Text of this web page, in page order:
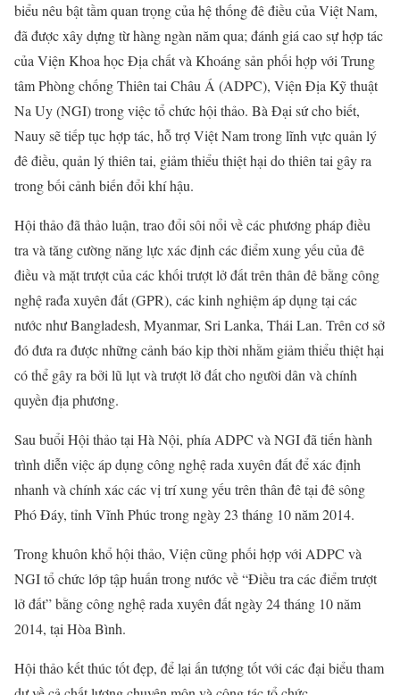
biểu nêu bật tầm quan trọng của hệ thống đê điều của Việt Nam,
đã được xây dựng từ hàng ngàn năm qua; đánh giá cao sự hợp tác
của Viện Khoa học Địa chất và Khoáng sản phối hợp với Trung
tâm Phòng chống Thiên tai Châu Á (ADPC), Viện Địa Kỹ thuật
Na Uy (NGI) trong việc tổ chức hội thảo. Bà Đại sứ cho biết,
Nauy sẽ tiếp tục hợp tác, hỗ trợ Việt Nam trong lĩnh vực quản lý
đê điều, quản lý thiên tai, giảm thiểu thiệt hại do thiên tai gây ra
trong bối cảnh biến đổi khí hậu.
Hội thảo đã thảo luận, trao đổi sôi nổi về các phương pháp điều
tra và tăng cường năng lực xác định các điểm xung yếu của đê
điều và mặt trượt của các khối trượt lở đất trên thân đê bằng công
nghệ rađa xuyên đất (GPR), các kinh nghiệm áp dụng tại các
nước như Bangladesh, Myanmar, Sri Lanka, Thái Lan. Trên cơ sở
đó đưa ra được những cảnh báo kịp thời nhằm giảm thiểu thiệt hại
có thể gây ra bởi lũ lụt và trượt lở đất cho người dân và chính
quyền địa phương.
Sau buổi Hội thảo tại Hà Nội, phía ADPC và NGI đã tiến hành
trình diễn việc áp dụng công nghệ rada xuyên đất để xác định
nhanh và chính xác các vị trí xung yếu trên thân đê tại đê sông
Phó Đáy, tỉnh Vĩnh Phúc trong ngày 23 tháng 10 năm 2014.
Trong khuôn khổ hội thảo, Viện cũng phối hợp với ADPC và
NGI tổ chức lớp tập huấn trong nước về “Điều tra các điểm trượt
lở đất” bằng công nghệ rada xuyên đất ngày 24 tháng 10 năm
2014, tại Hòa Bình.
Hội thảo kết thúc tốt đẹp, để lại ấn tượng tốt với các đại biểu tham